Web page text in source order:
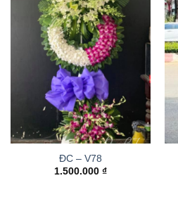
ĐC – V78
1.500.000 ₫